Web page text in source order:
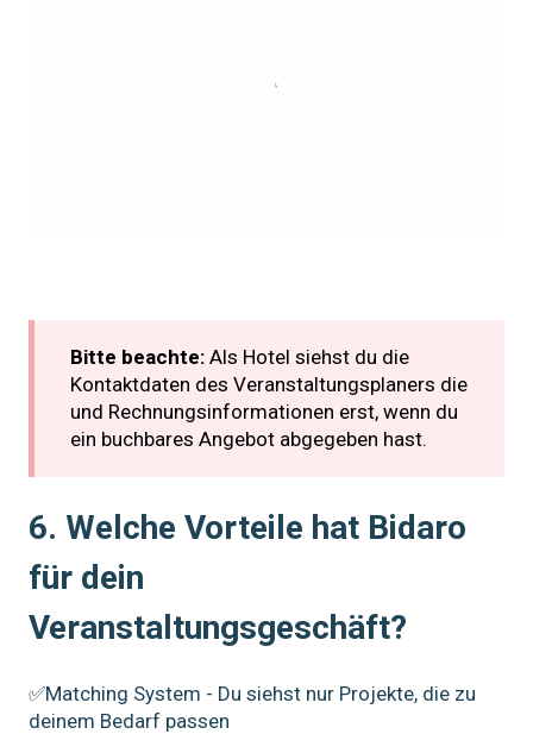
Bitte beachte: Als Hotel siehst du die
Kontaktdaten des Veranstaltungsplaners die
und Rechnungsinformationen erst, wenn du
ein buchbares Angebot abgegeben hast.
6. Welche Vorteile hat Bidaro
für dein
Veranstaltungsgeschäft?
✅Matching System - Du siehst nur Projekte, die zu
deinem Bedarf passen